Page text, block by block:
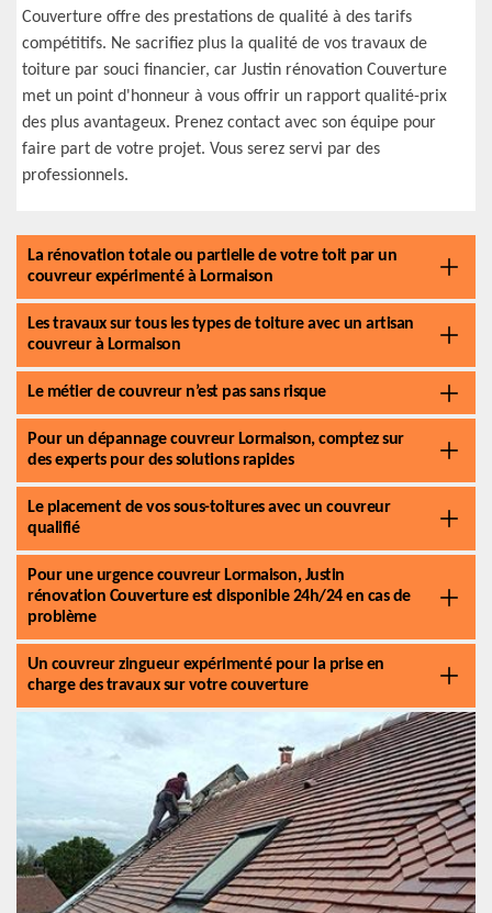
Couverture offre des prestations de qualité à des tarifs
compétitifs. Ne sacrifiez plus la qualité de vos travaux de
toiture par souci financier, car Justin rénovation Couverture
met un point d'honneur à vous offrir un rapport qualité-prix
des plus avantageux. Prenez contact avec son équipe pour
faire part de votre projet. Vous serez servi par des
professionnels.
La rénovation totale ou partielle de votre toit par un
couvreur expérimenté à Lormaison
Les travaux sur tous les types de toiture avec un artisan
couvreur à Lormaison
Le métier de couvreur n’est pas sans risque
Pour un dépannage couvreur Lormaison, comptez sur
des experts pour des solutions rapides
Le placement de vos sous-toitures avec un couvreur
qualifié
Pour une urgence couvreur Lormaison, Justin
rénovation Couverture est disponible 24h/24 en cas de
problème
Un couvreur zingueur expérimenté pour la prise en
charge des travaux sur votre couverture